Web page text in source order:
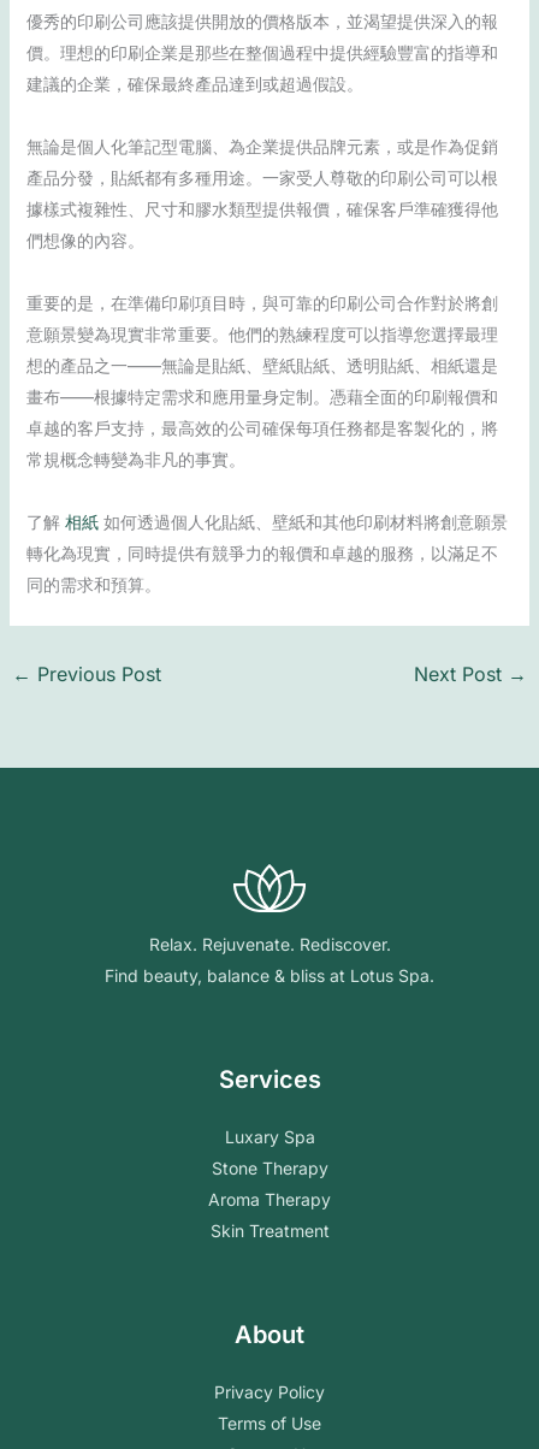
優秀的印刷公司應該提供開放的價格版本，並渴望提供深入的報
價。理想的印刷企業是那些在整個過程中提供經驗豐富的指導和
建議的企業，確保最終產品達到或超過假設。
無論是個人化筆記型電腦、為企業提供品牌元素，或是作為促銷
產品分發，貼紙都有多種用途。一家受人尊敬的印刷公司可以根
據樣式複雜性、尺寸和膠水類型提供報價，確保客戶準確獲得他
們想像的內容。
重要的是，在準備印刷項目時，與可靠的印刷公司合作對於將創
意願景變為現實非常重要。他們的熟練程度可以指導您選擇最理
想的產品之一——無論是貼紙、壁紙貼紙、透明貼紙、相紙還是
畫布——根據特定需求和應用量身定制。憑藉全面的印刷報價和
卓越的客戶支持，最高效的公司確保每項任務都是客製化的，將
常規概念轉變為非凡的事實。
了解 相紙如何透過個人化貼紙、壁紙和其他印刷材料將創意願景
轉化為現實，同時提供有競爭力的報價和卓越的服務，以滿足不
同的需求和預算。
← Previous Post Next Post →
Relax. Rejuvenate. Rediscover.
Find beauty, balance & bliss at Lotus Spa.
Services
Luxary Spa
Stone Therapy
Aroma Therapy
Skin Treatment
About
Privacy Policy
Terms of Use